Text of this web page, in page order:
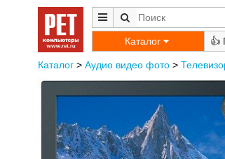
Каталог 👍
Каталог> Аудио видео фото>